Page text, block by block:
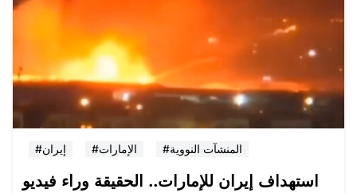
#إيران #الإمارات #المنشآت النووية
استهداف إيران للإمارات.. الحقيقة وراء فيديو